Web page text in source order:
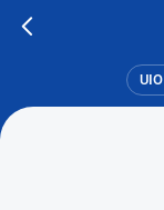
UIO